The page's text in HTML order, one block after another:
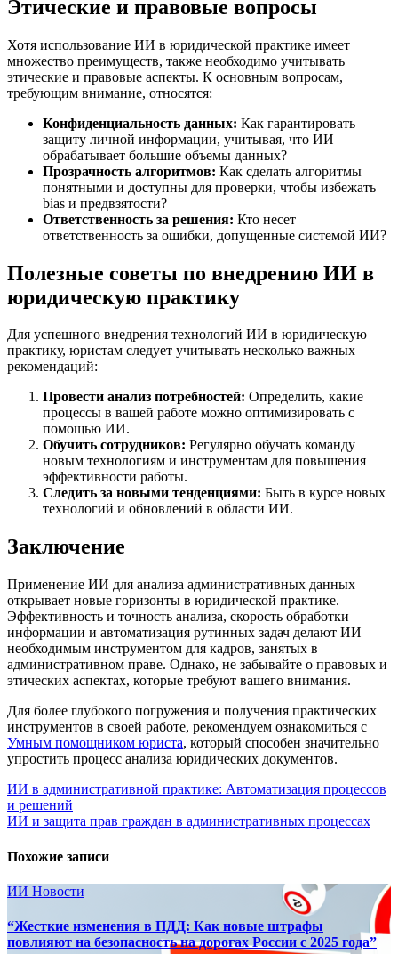
Этические и правовые вопросы
Хотя использование ИИ в юридической практике имеет
множество преимуществ, также необходимо учитывать
этические и правовые аспекты. К основным вопросам,
требующим внимание, относятся:
Конфиденциальность данных: Как гарантировать
защиту личной информации, учитывая, что ИИ
обрабатывает большие объемы данных?
Прозрачность алгоритмов: Как сделать алгоритмы
понятными и доступны для проверки, чтобы избежать
bias и предвзятости?
Ответственность за решения: Кто несет
ответственность за ошибки, допущенные системой ИИ?
Полезные советы по внедрению ИИ в
юридическую практику
Для успешного внедрения технологий ИИ в юридическую
практику, юристам следует учитывать несколько важных
рекомендаций:
Провести анализ потребностей: Определить, какие
процессы в вашей работе можно оптимизировать с
помощью ИИ.
Обучить сотрудников: Регулярно обучать команду
новым технологиям и инструментам для повышения
эффективности работы.
Следить за новыми тенденциями: Быть в курсе новых
технологий и обновлений в области ИИ.
Заключение
Применение ИИ для анализа административных данных
открывает новые горизонты в юридической практике.
Эффективность и точность анализа, скорость обработки
информации и автоматизация рутинных задач делают ИИ
необходимым инструментом для кадров, занятых в
административном праве. Однако, не забывайте о правовых и
этических аспектах, которые требуют вашего внимания.
Для более глубокого погружения и получения практических
инструментов в своей работе, рекомендуем ознакомиться с
Умным помощником юриста, который способен значительно
упростить процесс анализа юридических документов.
Навигация
по
ИИ в административной практике: Автоматизация процессов
и решений
ИИ и защита прав граждан в административных процессах
Похожие записи
ИИ Новости
“Жесткие изменения в ПДД: Как новые штрафы
повлияют на безопасность на дорогах России с 2025 года”